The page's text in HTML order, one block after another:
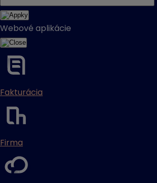
Webové aplikácie
Fakturácia
Firma